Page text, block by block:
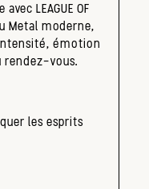
LEAGUE OF
Metal moderne,
émotion
rendez-vous.
les esprits